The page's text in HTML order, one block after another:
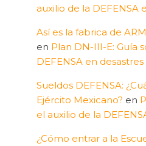
auxilio de la DEFENSA
Así es la fabrica de
en Plan DN-III-E: Guía
DEFENSA en desastres
Sueldos DEFENSA:
Ejército Mexicano? en
el auxilio de la
¿Cómo entrar a la